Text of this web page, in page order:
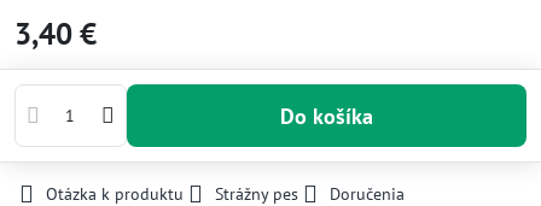
3,40 €
Do košíka
Otázka k produktu Strážny pes
Doručenia